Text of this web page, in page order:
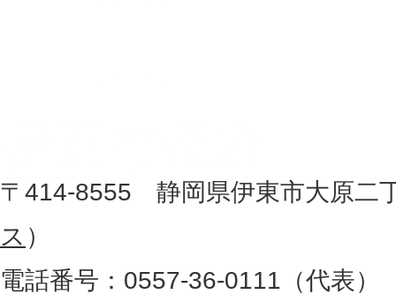
地
図
。
静
所
〒414-8555 静岡県伊東市大原二
ス ）
電話番号：0557-36-0111（代表）